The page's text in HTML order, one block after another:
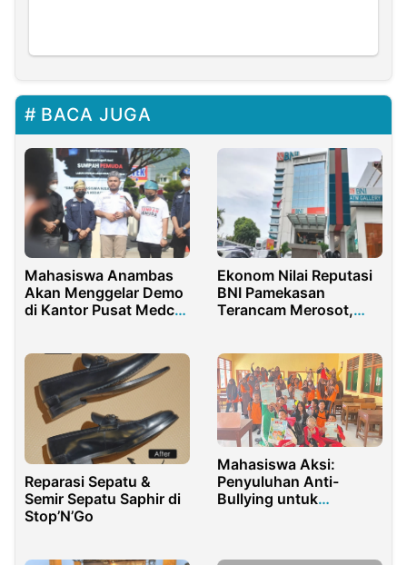
BACA JUGA
Mahasiswa Anambas
Akan Menggelar Demo
di Kantor Pusat Medco
Ekonom Nilai Reputasi
BNI Pamekasan
Terancam Merosot,
Reparasi Sepatu &
Semir Sepatu Saphir di
Stop’N’Go
Mahasiswa Aksi:
Penyuluhan Anti-
Bullying untuk